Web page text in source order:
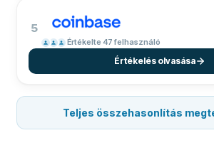
5
Értékelte 47 felhasználó
Értékelés olvasása
Teljes összehasonlítás